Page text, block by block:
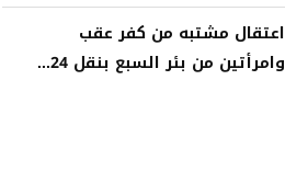
اعتقال مشتبه من كفر عقب
وامرأتين من بئر السبع بنقل 24...